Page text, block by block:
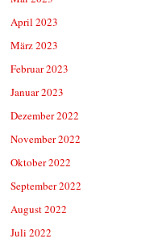
April 2023
März 2023
Februar 2023
Januar 2023
Dezember 2022
November 2022
Oktober 2022
September 2022
August 2022
Juli 2022